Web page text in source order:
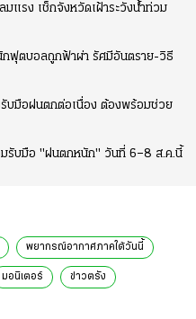
แรง เช็กจังหวัดเฝ้าระวังน้ำท่วม
ฟุตบอลถูกฟ้าผ่า รัศมีอันตราย-วิธี
รับมือฝนตกต่อเนื่อง ต้องพร้อมช่วย
มรับมือ "ฝนตกหนัก" วันที่ 6–8 ส.ค.นี้
พยากรณ์อากาศภาคใต้วันนี้
มอนิเตอร์ ข่าวตรัง